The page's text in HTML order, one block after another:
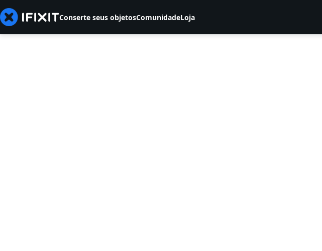
Conserte seus objetosComunidadeLoja